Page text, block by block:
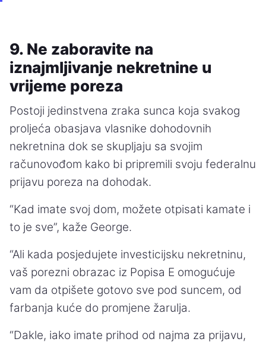
9. Ne zaboravite na
iznajmljivanje nekretnine u
vrijeme poreza
Postoji jedinstvena zraka sunca koja svakog
proljeća obasjava vlasnike dohodovnih
nekretnina dok se skupljaju sa svojim
računovođom kako bi pripremili svoju federalnu
prijavu poreza na dohodak.
“Kad imate svoj dom, možete otpisati kamate i
to je sve”, kaže George.
“Ali kada posjedujete investicijsku nekretninu,
vaš porezni obrazac iz Popisa E omogućuje
vam da otpišete gotovo sve pod suncem, od
farbanja kuće do promjene žarulja.
“Dakle, iako imate prihod od najma za prijavu,